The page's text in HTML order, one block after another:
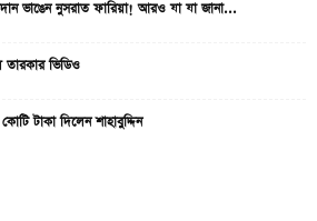
ভাঙেন নুসরাত ফারিয়া! আরও যা যা জানা...
তারকার ভিডিও
টাকা দিলেন শাহাবুদ্দিন